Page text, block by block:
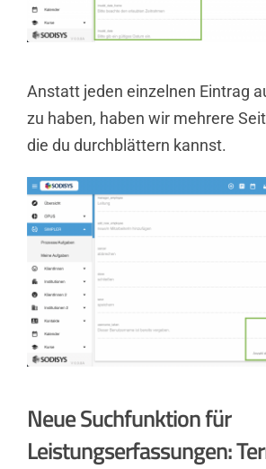
Anstatt jeden einzelnen Eintrag
zu haben, haben wir mehrere
die du durchblättern kannst.
Neue Suchfunktion für
Leistungserfassungen: